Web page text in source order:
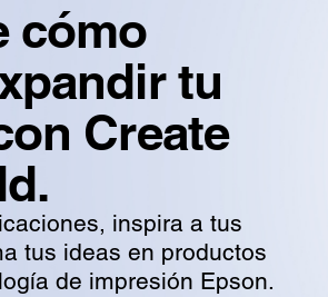
cómo
tu
Create
inspira a tus
tus ideas en productos
de impresión Epson.